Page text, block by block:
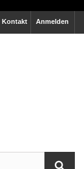
Anmelden
Kontakt